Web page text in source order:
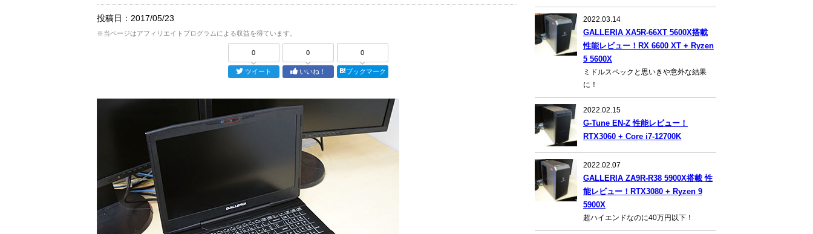
投稿日： 2017/05/23
※当ページはアフィリエイトプログラムによる収益を得ています。
0
ツイート
0
いいね！
0
ブックマーク
2022.03.14
GALLERIA XA5R-66XT 5600X搭載
性能レビュー！RX 6600 XT + Ryzen
5 5600X
ミドルスペックと思いきや意外な結果
に！
2022.02.15
G-Tune EN-Z 性能レビュー！
RTX3060 + Core i7-12700K
2022.02.07
GALLERIA ZA9R-R38 5900X搭載 性
能レビュー！RTX3080 + Ryzen 9
5900X
超ハイエンドなのに40万円以下！